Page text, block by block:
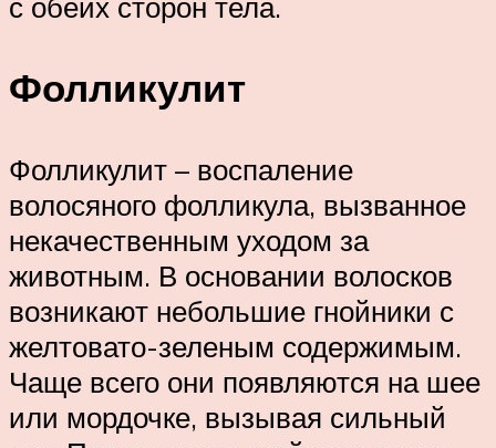
Фолликулит
Фолликулит – воспаление
волосяного фолликула, вызванное
некачественным уходом за
животным. В основании волосков
возникают небольшие гнойники с
желтовато-зеленым содержимым.
Чаще всего они появляются на шее
или мордочке, вызывая сильный